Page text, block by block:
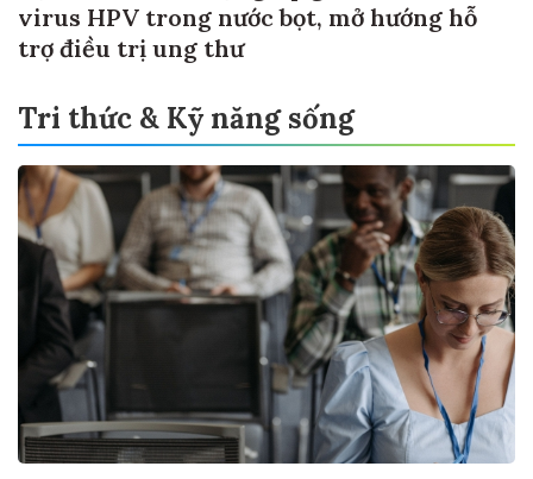
virus HPV trong nước bọt, mở hướng hỗ
trợ điều trị ung thư
Tri thức & Kỹ năng sống